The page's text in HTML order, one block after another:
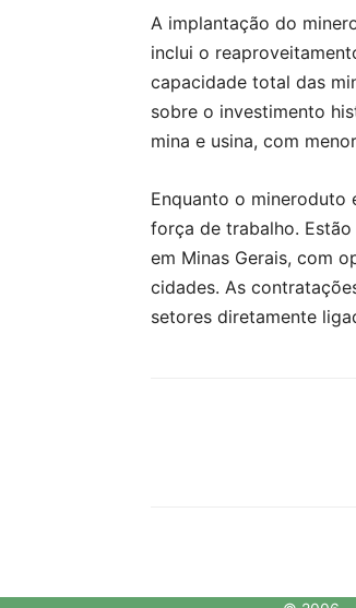
A implantação do
inclui o
capacidade total das
sobre o investimento
mina e usina, com
Enquanto o mineroduto
força de trabalho.
em Minas Gerais, com
cidades. As
setores diretamente